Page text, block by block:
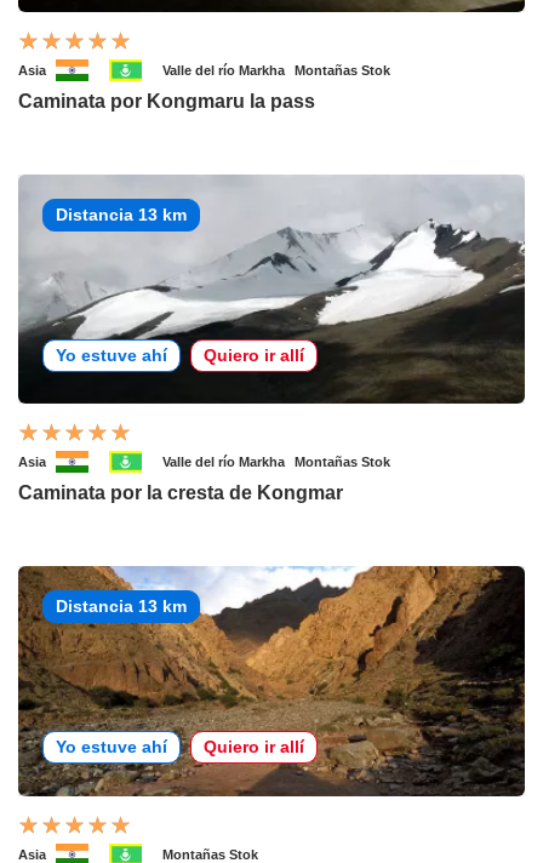
Asia Valle del río Markha Montañas Stok
Caminata por Kongmaru la pass
Distancia 13 km
Yo estuve ahí Quiero ir allí
Asia Valle del río Markha Montañas Stok
Caminata por la cresta de Kongmar
Distancia 13 km
Yo estuve ahí Quiero ir allí
Asia Montañas Stok